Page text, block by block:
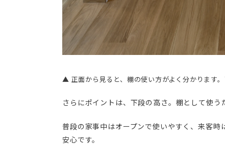
▲ 正面から見ると、棚の使い方がよく分かります
さらにポイントは、下段の高さ。棚として使
普段の家事中はオープンで使いやすく、来客時
安心です。